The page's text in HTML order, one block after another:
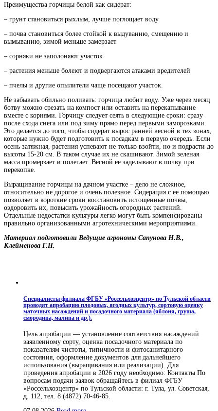
Преимущества горчицы белой как сидерат:
– грунт становиться рыхлым, лучше поглощает воду
– почва становиться более стойкой к выдуванию, смещению и
вымыванию, зимой меньше замерзает
– сорняки не заполоняют участок
– растения меньше болеют и подвергаются атаками вредителей
– пчелы и другие опылители чаще посещают участок.
Не забывать обильно поливать: горчица любит воду. Уже через месяц
ботву можно срезать на компост или оставить на перекапывание
вместе с корнями. Горчицу следует сеять в следующие сроки: сразу
после схода снега или под зиму прямо перед первыми заморозками.
Это делается до того, чтобы сидерат вырос ранней весной в тех зонах,
которые нужно будет подготовить к посадкам в первую очередь. Если
осень затяжная, растения успевают не только взойти, но и подрасти до
высоты 15-20 см. В таком случае их не скашивают. Зимой зеленая
масса промерзает и полегает. Весной ее заделывают в почву при
перекопке.
Выращивание горчицы на дачном участке – дело не сложное,
относительно не дорогое и очень полезное. Сидерация с ее помощью
позволяет в короткие сроки восстановить истощенные почвы,
оздоровить их, повысить урожайность огородных растений.
Отдельные недостатки культуры легко могут быть компенсированы
правильно организованными агротехническими мероприятиями.
Материал подготовили Ведущие агрономы Сапунова Н.В.,
Клейменова Г.Н.
Специалисты филиала ФГБУ «Россельхозцентр» по Тульской области
проводят апробацию плодовых, ягодных культур, сортовую оценку
маточных насаждений и посадочного материала (яблоня, груша,
смородина, малина и др.).
Цель апробации — установление соответствия насаждений
заявленному сорту, оценка посадочного материала по
показателям чистоты, типичности и фитосанитарного
состояния, оформление документов для дальнейшего
использования (выращивания или реализации). Для
проведения апробации в 2026 году необходимо: Контакты По
вопросам подачи заявок обращайтесь в филиал ФГБУ
«Россельхозцентр» по Тульской области: г. Тула, ул. Советская,
д. 112, тел. 8 (4872) 70-46-85.